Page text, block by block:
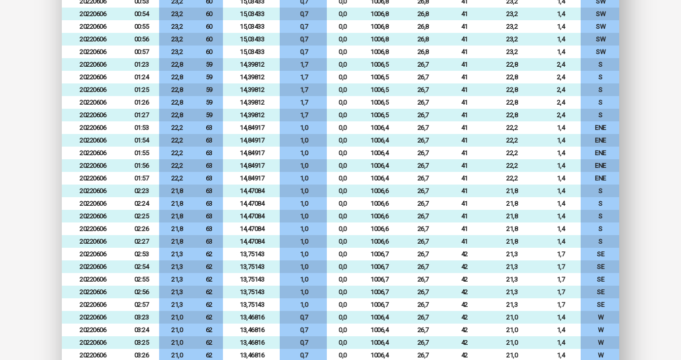
20220606
00:54 23,2 60 15,03433 0,7 0,0 1006,8 26,8 41 23,2 1,4
SW
20220606
00:55 23,2 60 15,03433 0,7 0,0 1006,8 26,8 41 23,2 1,4
SW
20220606
00:56 23,2 60 15,03433 0,7 0,0 1006,8 26,8 41 23,2 1,4
SW
20220606
00:57 23,2 60 15,03433 0,7 0,0 1006,8 26,8 41 23,2 1,4
SW
20220606
01:23 22,8 59 14,39812 1,7 0,0 1006,5 26,7 41 22,8 2,4
S
20220606
01:24 22,8 59 14,39812 1,7 0,0 1006,5 26,7 41 22,8 2,4
S
20220606
01:25 22,8 59 14,39812 1,7 0,0 1006,5 26,7 41 22,8 2,4
S
20220606
01:26 22,8 59 14,39812 1,7 0,0 1006,5 26,7 41 22,8 2,4
S
20220606
01:27 22,8 59 14,39812 1,7 0,0 1006,5 26,7 41 22,8 2,4
S
20220606
01:53 22,2 63 14,84917 1,0 0,0 1006,4 26,7 41 22,2 1,4
ENE
20220606
01:54 22,2 63 14,84917 1,0 0,0 1006,4 26,7 41 22,2 1,4
ENE
20220606
01:55 22,2 63 14,84917 1,0 0,0 1006,4 26,7 41 22,2 1,4
ENE
20220606
01:56 22,2 63 14,84917 1,0 0,0 1006,4 26,7 41 22,2 1,4
ENE
20220606
01:57 22,2 63 14,84917 1,0 0,0 1006,4 26,7 41 22,2 1,4
ENE
20220606
02:23 21,8 63 14,47084 1,0 0,0 1006,6 26,7 41 21,8 1,4
S
20220606
02:24 21,8 63 14,47084 1,0 0,0 1006,6 26,7 41 21,8 1,4
S
20220606
02:25 21,8 63 14,47084 1,0 0,0 1006,6 26,7 41 21,8 1,4
S
20220606
02:26 21,8 63 14,47084 1,0 0,0 1006,6 26,7 41 21,8 1,4
S
20220606
02:27 21,8 63 14,47084 1,0 0,0 1006,6 26,7 41 21,8 1,4
S
20220606
02:53 21,3 62 13,75143 1,0 0,0 1006,7 26,7 42 21,3 1,7
SE
20220606
02:54 21,3 62 13,75143 1,0 0,0 1006,7 26,7 42 21,3 1,7
SE
20220606
02:55 21,3 62 13,75143 1,0 0,0 1006,7 26,7 42 21,3 1,7
SE
20220606
02:56 21,3 62 13,75143 1,0 0,0 1006,7 26,7 42 21,3 1,7
SE
20220606
02:57 21,3 62 13,75143 1,0 0,0 1006,7 26,7 42 21,3 1,7
SE
20220606
03:23 21,0 62 13,46816 0,7 0,0 1006,4 26,7 42 21,0 1,4
W
20220606
03:24 21,0 62 13,46816 0,7 0,0 1006,4 26,7 42 21,0 1,4
W
20220606
03:25 21,0 62 13,46816 0,7 0,0 1006,4 26,7 42 21,0 1,4
W
20220606
03:26 21,0 62 13,46816 0,7 0,0 1006,4 26,7 42 21,0 1,4
W